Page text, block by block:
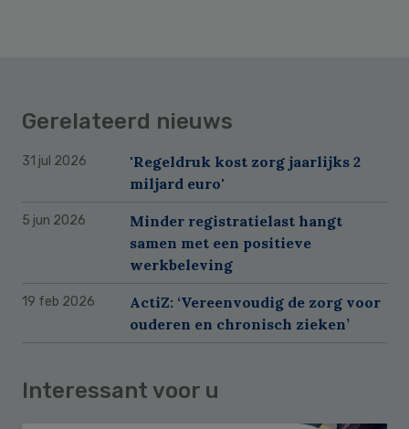
Gerelateerd nieuws
31 jul 2026
'Regeldruk kost zorg jaarlijks 2
miljard euro'
5 jun 2026
Minder registratielast hangt
samen met een positieve
werkbeleving
19 feb 2026
ActiZ: ‘Vereenvoudig de zorg voor
ouderen en chronisch zieken’
Interessant voor u